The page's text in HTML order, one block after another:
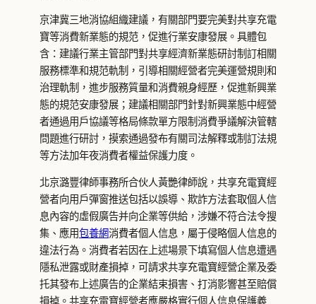
京津冀三地消協組織建議，有關部門要完美對共享充電
寶等消費新業態的規范，促進行業安康發展。具體包
含：建議行業主管部門對共享經濟新業態研討制訂相關
服務標準和規范軌制，引導相關經營者完美運營規則和
治理軌制，進步服務質量和消費親身經歷，促進新興業
態的規范安康發展；建議相關部門針對新興業態中經營
者通過用戶協議等格局條款單方限制消費爭議解決管轄
問題進行研討，摸索通過發布有關司法解釋或制訂法規
等方法加年夜消費者權益保護力度。
北京潞豐律師事務所合伙人黃艷律師說，共享充電寶經
營者向用戶彈窗推送包括以誤導、欺詐方法套取個人信
息內容的虛假廣告并向企業等供給，涉嫌不符合法令搜
集、應用包養網消費者個人信息，屬于侵略個人信息的
違法行為。消費者若因在上述場景下填寫個人信息遭遇
隱私泄露或財產損掉，可請求共享充電寶經營企業及委
托其發布上述廣告的企業結束損害、打消影響甚至賠償
損掉。共享充電寶經營者應嚴格實行個人信息保護義